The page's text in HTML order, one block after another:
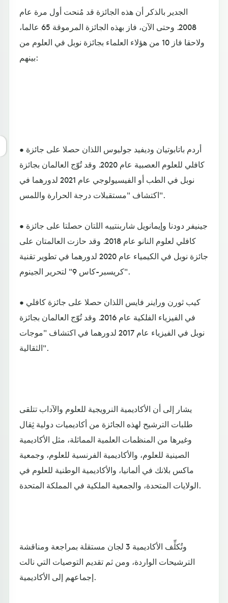
الجدير بالذكر أن هذه الجائزة قد مُنحت أول مرة عام
2008. وحتى الآن، فاز بهذه الجائزة المرموقة 65 عالما،
ولاحقا فاز 10 من هؤلاء العلماء بجائزة نوبل في العلوم من
بينهم:
• أردم باتابوتيان وديفيد جوليوس اللذان حصلا على جائزة
كافلي للعلوم العصبية عام 2020. وقد تُوّج العالمان بجائزة
نوبل في الطب أو الفيسيولوجي عام 2021 لدورهما في
اكتشاف "مستقبلات درجة الحرارة واللمس".
• جينيفر دودنا وإيمانويل شاربنتييه اللتان حصلتا على جائزة
كافلي لعلوم النانو عام 2018. وقد حازت العالمتان على
جائزة نوبل في الكيمياء عام 2020 لدورهما في تطوير تقنية
"كريسبر-كاس 9" لتحرير الجينوم.
• كيب ثورن وراينر فايس اللذان حصلا على جائزة كافلي
في الفيزياء الفلكية عام 2016. وقد تُوّج العالمان بجائزة
نوبل في الفيزياء عام 2017 لدورهما في اكتشاف "موجات
الثقالية".
يشار إلى أن الأكاديمية النرويجية للعلوم والآداب تتلقى
طلبات الترشيح لهذه الجائزة من أكاديميات دولية ثِقال
وغيرها من المنظمات العلمية المماثلة، مثل الأكاديمية
الصينية للعلوم، والأكاديمية الفرنسية للعلوم، وجمعية
ماكس بلانك في ألمانيا، والأكاديمية الوطنية للعلوم في
الولايات المتحدة، والجمعية الملكية في المملكة المتحدة.
وتُكلِّف الأكاديمية 3 لجان مستقلة بمراجعة ومناقشة
الترشيحات الواردة، ومن ثم تقديم التوصيات التي نالت
إجماعهم إلى الأكاديمية.